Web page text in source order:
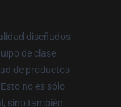
diseñados
de clase
de productos
no es sólo
sino también